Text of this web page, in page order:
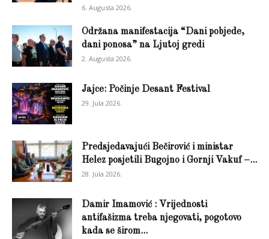
6. Augusta 2026.
Održana manifestacija “Dani pobjede,
dani ponosa” na Ljutoj gredi
2. Augusta 2026.
Jajce: Počinje Desant Festival
29. Jula 2026.
Predsjedavajući Bečirović i ministar
Helez posjetili Bugojno i Gornji Vakuf –...
28. Jula 2026.
Damir Imamović : Vrijednosti
antifašizma treba njegovati, pogotovo
kada se širom...